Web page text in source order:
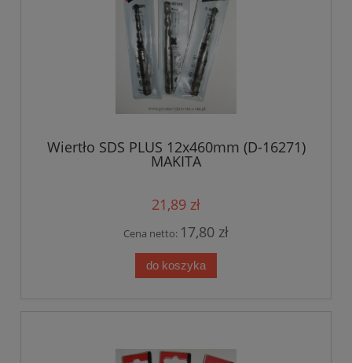
Wiertło SDS PLUS 12x460mm (D-16271)
MAKITA
21,89 zł
Cena netto: 17,80 zł
do koszyka